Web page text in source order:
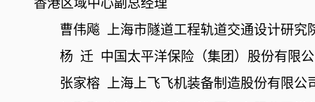
香港区域中心副总经理
曹伟飚
上海市隧道工程轨道交通设计研究
杨 迁 中国太平洋保险（集团）股份有限
张家榕
上海上飞飞机装备制造股份有限公